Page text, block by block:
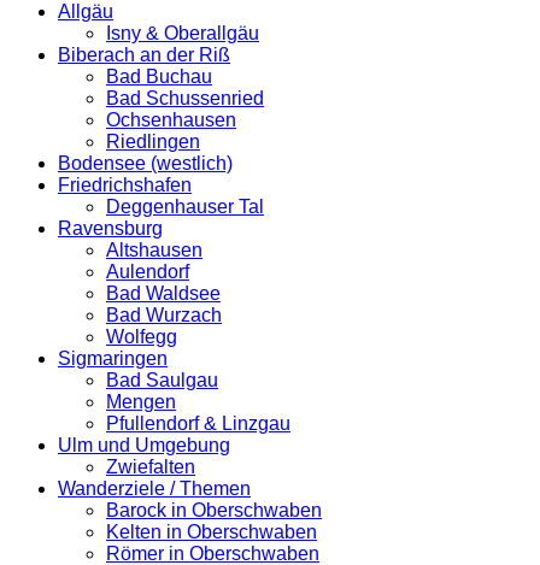
Allgäu
Isny & Oberallgäu
Biberach an der Riß
Bad Buchau
Bad Schussenried
Ochsenhausen
Riedlingen
Bodensee (westlich)
Friedrichshafen
Deggenhauser Tal
Ravensburg
Altshausen
Aulendorf
Bad Waldsee
Bad Wurzach
Wolfegg
Sigmaringen
Bad Saulgau
Mengen
Pfullendorf & Linzgau
Ulm und Umgebung
Zwiefalten
Wanderziele / Themen
Barock in Oberschwaben
Kelten in Oberschwaben
Römer in Oberschwaben